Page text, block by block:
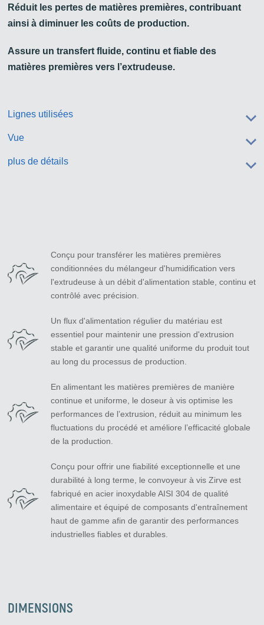
Réduit les pertes de matières premières, contribuant
ainsi à diminuer les coûts de production.
Assure un transfert fluide, continu et fiable des
matières premières vers l’extrudeuse.
Lignes utilisées
Vue
plus de détails
Conçu pour transférer les matières premières
conditionnées du mélangeur d'humidification vers
l'extrudeuse à un débit d'alimentation stable, continu et
contrôlé avec précision.
Un flux d'alimentation régulier du matériau est
essentiel pour maintenir une pression d'extrusion
stable et garantir une qualité uniforme du produit tout
au long du processus de production.
En alimentant les matières premières de manière
continue et uniforme, le doseur à vis optimise les
performances de l’extrusion, réduit au minimum les
fluctuations du procédé et améliore l’efficacité globale
de la production.
Conçu pour offrir une fiabilité exceptionnelle et une
durabilité à long terme, le convoyeur à vis Zirve est
fabriqué en acier inoxydable AISI 304 de qualité
alimentaire et équipé de composants d'entraînement
haut de gamme afin de garantir des performances
industrielles fiables et durables.
DIMENSIONS